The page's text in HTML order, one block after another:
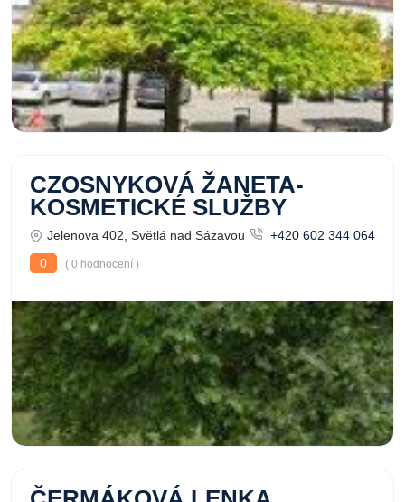
CZOSNYKOVÁ ŽANETA-
KOSMETICKÉ SLUŽBY
Jelenova 402, Světlá nad Sázavou
+420 602 344 064
0
( 0 hodnocení )